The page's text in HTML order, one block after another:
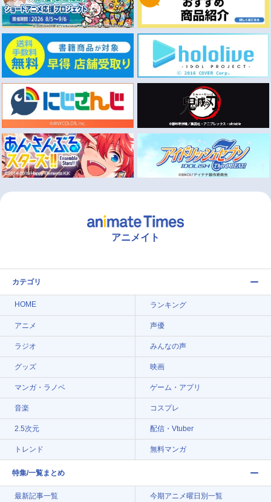
アニメイト
カテゴリ
HOME ランキング
アニメ 声優
ラジオ みんなの声
グッズ 映画
マンガ・ラノベ ゲーム・アプリ
音楽 コスプレ
2.5次元 配信・Vtuber
トレンド 無料マンガ
特集/一覧まとめ
最新記事一覧 今期アニメ曜日別一覧